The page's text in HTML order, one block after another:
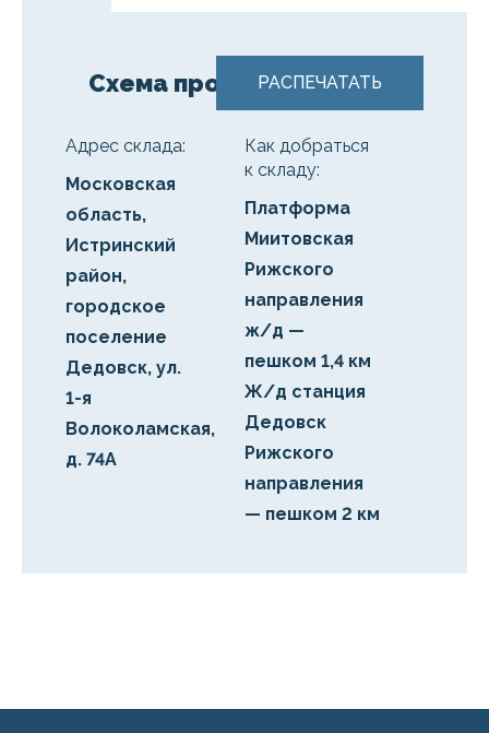
Схема проезда на склад
РАСПЕЧАТАТЬ
Адрес склада:
Московская
область,
Истринский
район,
городское
поселение
Дедовск, ул.
1-я
Волоколамская,
д. 74А
Как добраться
к складу:
Платформа
Миитовская
Рижского
направления
ж/д —
пешком 1,4 км
Ж/д станция
Дедовск
Рижского
направления
— пешком 2 км